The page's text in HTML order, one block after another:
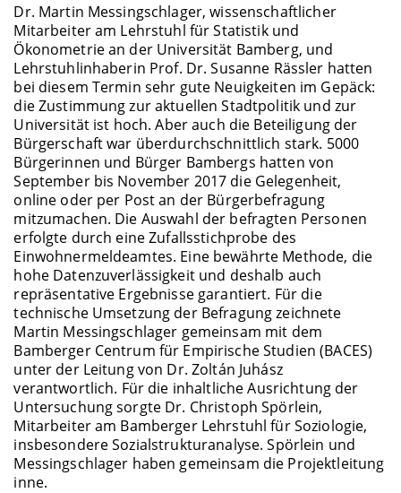
Dr. Martin Messingschlager, wissenschaftlicher
Mitarbeiter am Lehrstuhl für Statistik und
Ökonometrie an der Universität Bamberg, und
Lehrstuhlinhaberin Prof. Dr. Susanne Rässler hatten
bei diesem Termin sehr gute Neuigkeiten im Gepäck:
die Zustimmung zur aktuellen Stadtpolitik und zur
Universität ist hoch. Aber auch die Beteiligung der
Bürgerschaft war überdurchschnittlich stark. 5000
Bürgerinnen und Bürger Bambergs hatten von
September bis November 2017 die Gelegenheit,
online oder per Post an der Bürgerbefragung
mitzumachen. Die Auswahl der befragten Personen
erfolgte durch eine Zufallsstichprobe des
Einwohnermeldeamtes. Eine bewährte Methode, die
hohe Datenzuverlässigkeit und deshalb auch
repräsentative Ergebnisse garantiert. Für die
technische Umsetzung der Befragung zeichnete
Martin Messingschlager gemeinsam mit dem
Bamberger Centrum für Empirische Studien (BACES)
unter der Leitung von Dr. Zoltán Juhász
verantwortlich. Für die inhaltliche Ausrichtung der
Untersuchung sorgte Dr. Christoph Spörlein,
Mitarbeiter am Bamberger Lehrstuhl für Soziologie,
insbesondere Sozialstrukturanalyse. Spörlein und
Messingschlager haben gemeinsam die Projektleitung
inne.